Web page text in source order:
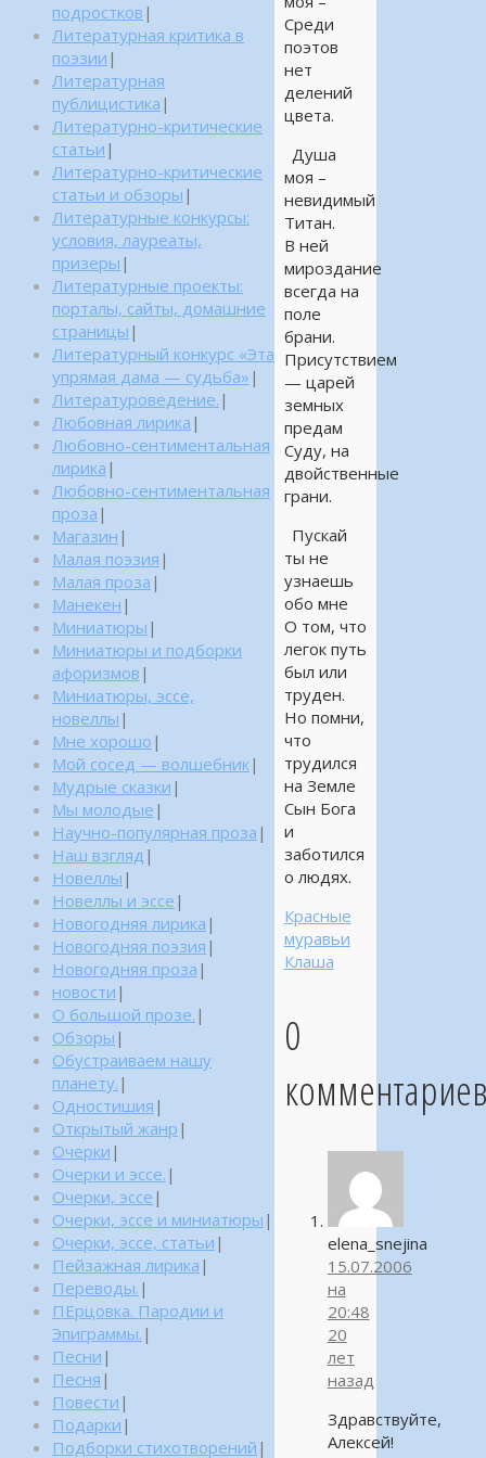
Среди
поэтов
нет
делений
цвета.
Душа
моя –
невидимый
Титан.
В ней
мироздание
всегда на
поле
брани.
Присутствием
— царей
земных
предам
Суду, на
двойственные
грани.
Пускай
ты не
узнаешь
обо мне
О том, что
легок путь
был или
труден.
Но помни,
что
трудился
на Земле
Сын Бога
и
заботился
о людях.
Красные
муравьи
Клаша
0
elena_snejina
15.07.2006
на
20:48
20
лет
назад
Здравствуйте,
Алексей!
подростков |
Литературная критика в
поэзии |
Литературная
публицистика |
Литературно-критические
статьи |
Литературно-критические
статьи и обзоры |
Литературные конкурсы:
условия, лауреаты,
призеры |
Литературные проекты:
порталы, сайты, домашние
страницы |
Литературный конкурс «Эта
упрямая дама — судьба» |
Литературоведение. |
Любовная лирика |
Любовно-сентиментальная
лирика |
Любовно-сентиментальная
проза |
Магазин |
Малая поэзия |
Малая проза |
Манекен |
Миниатюры |
Миниатюры и подборки
афоризмов |
Миниатюры, эссе,
новеллы |
Мне хорошо |
Мой сосед — волшебник|
Мудрые сказки |
Мы молодые |
Научно-популярная проза |
Наш взгляд |
Новеллы |
Новеллы и эссе |
Новогодняя лирика |
Новогодняя поэзия |
Новогодняя проза |
новости |
О большой прозе. |
Обзоры |
Обустраиваем нашу
планету. |
Одностишия |
Открытый жанр |
Очерки |
Очерки и эссе. |
Очерки, эссе |
Очерки, эссе и миниатюры |
Очерки, эссе, статьи |
Пейзажная лирика |
Переводы. |
ПЕрцовка. Пародии и
Эпиграммы. |
Песни |
Песня |
Повести |
Подарки |
Подборки стихотворений |